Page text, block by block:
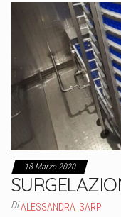
18 Marzo 2020
DiALESSANDRA_SARP